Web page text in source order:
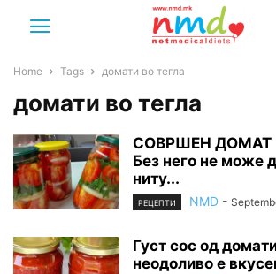
Home Tags домати во тегла
домати во тегла
СОВРШЕН ДОМАТ
Без него не може
ниту...
РЕЦЕПТИ NMD -
Густ сос од
неодоливо е